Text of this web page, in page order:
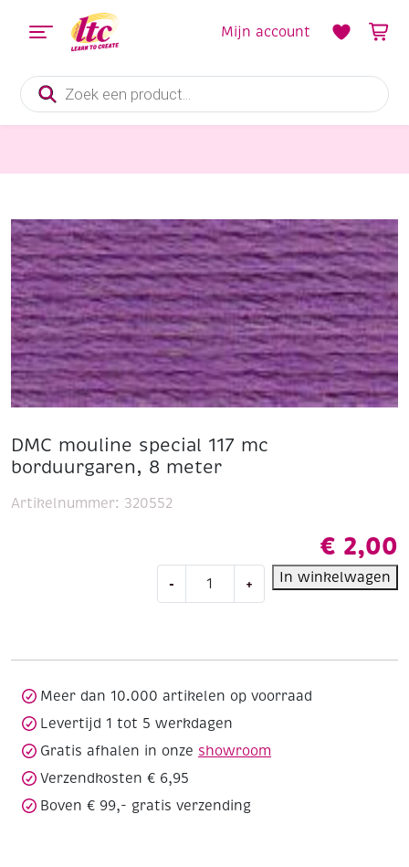
Producten
zoeken
Mijn account
DMC mouline special 117 mc
borduurgaren, 8 meter
€ 2,00
-
mouline
8
meter
+ In winkelwagen
Artikelnummer: 320552
Meer dan 10.000 artikelen op voorraad
Levertijd 1 tot 5 werkdagen
Gratis afhalen in onze showroom
Verzendkosten € 6,95
Boven € 99,- gratis verzending